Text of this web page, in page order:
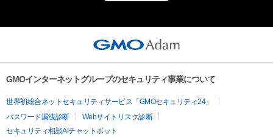
GMOインターネットグループのセキュリティ事業について
世界初総合ネットセキュリティサービス「GMOセキュリティ24」
パスワード漏洩診断
Webサイトリスク診断
セキュリティ相談AIチャットボット